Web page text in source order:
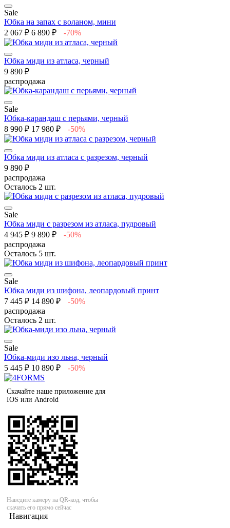
Sale
Юбка на запах с воланом, мини
2 067 ₽ 6 890 ₽ -70%
Юбка миди из атласа, черный
9 890 ₽
распродажа
Sale
Юбка-карандаш с перьями, черный
8 990 ₽ 17 980 ₽ -50%
Юбка миди из атласа с разрезом, черный
9 890 ₽
распродажа
Осталось 2 шт.
Sale
Юбка миди с разрезом из атласа, пудровый
4 945 ₽ 9 890 ₽
-50%
распродажа
Осталось 5 шт.
Sale
Юбка миди из шифона, леопардовый принт
7 445 ₽ 14 890 ₽
-50%
распродажа
Осталось 2 шт.
Sale
Юбка-миди изо льна, черный
5 445 ₽ 10 890 ₽ -50%
Скачайте наше приложение для
IOS или Android
Наведите камеру на QR-код, чтобы
скачать его прямо сейчас
Навигация